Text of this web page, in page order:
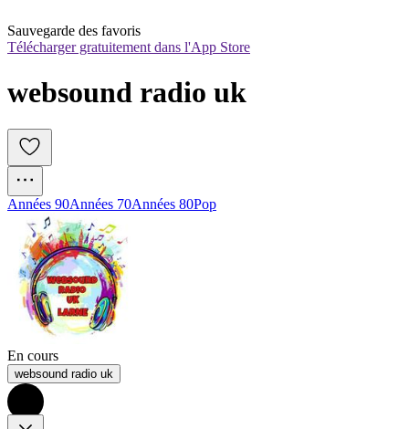
Sauvegarde des favoris
Télécharger gratuitement dans l'App Store
websound radio uk
Années 90Années 70Années 80Pop
En cours
websound radio uk